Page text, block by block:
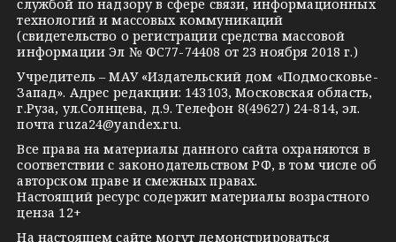
a
m
a
s
s
n
i
k
i
k
t
e
службой по надзору в сфере связи, информационных
технологий и массовых коммуникаций
(свидетельство о регистрации средства массовой
информации Эл № ФС77-74408 от 23 ноября 2018 г.)
Учредитель – МАУ «Издательский дом «Подмосковье-
Запад». Адрес редакции: 143103, Московская область,
г.Руза, ул.Солнцева, д.9. Телефон 8(49627) 24-814, эл.
почтаruza24@yandex.ru.
Все права на материалы данного сайта охраняются в
соответствии с законодательством РФ, в том числе об
авторском праве и смежных правах.
Настоящий ресурс содержит материалы возрастного
ценза 12+
На настоящем сайте могут демонстрироваться